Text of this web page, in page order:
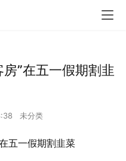
”在五一假期割韭
未分类
五一假期割韭菜